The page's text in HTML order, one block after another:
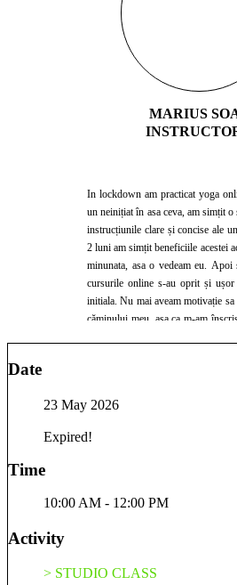
MARIUS
In lockdown am practicat yoga
un neinițiat în asa ceva, am simțit
instrucțiunile clare și concise ale
2 luni am simțit beneficiile acestei
minunata, asa o vedeam eu. Apoi
cursurile online s-au oprit și ușor
initiala. Nu mai aveam motivație sa
căminului meu, asa ca m-am
practicam yoga împreună!
Date
23 May 2026
Expired!
Time
10:00 AM - 12:00 PM
Activity
> STUDIO CLASS